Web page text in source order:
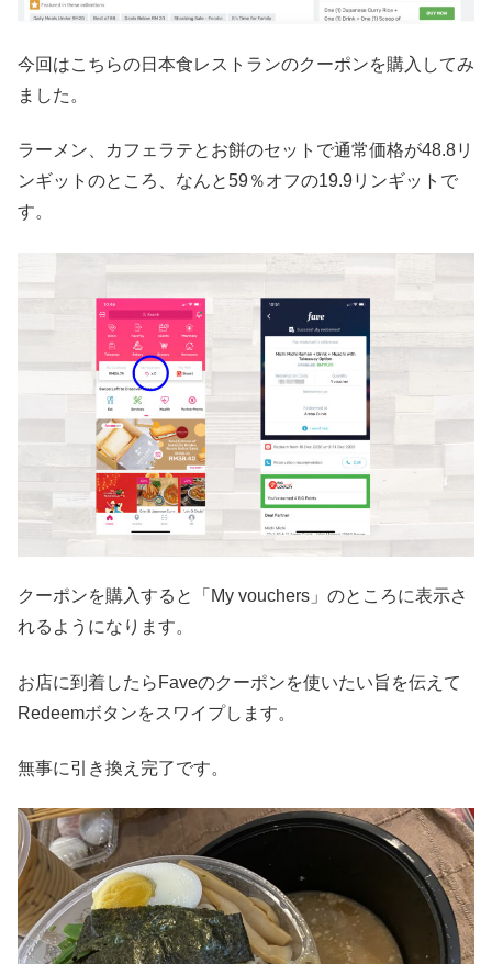
今回はこちらの日本食レストランのクーポンを購入してみ
ました。
ラーメン、カフェラテとお餅のセットで通常価格が48.8リ
ンギットのところ、なんと59％オフの19.9リンギットで
す。
クーポンを購入すると「My vouchers」のところに表示さ
れるようになります。
お店に到着したらFaveのクーポンを使いたい旨を伝えて
Redeemボタンをスワイプします。
無事に引き換え完了です。